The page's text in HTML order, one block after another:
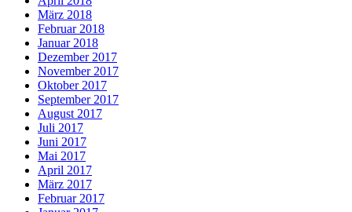
März 2018
Februar 2018
Januar 2018
Dezember 2017
November 2017
Oktober 2017
September 2017
August 2017
Juli 2017
Juni 2017
Mai 2017
April 2017
März 2017
Februar 2017